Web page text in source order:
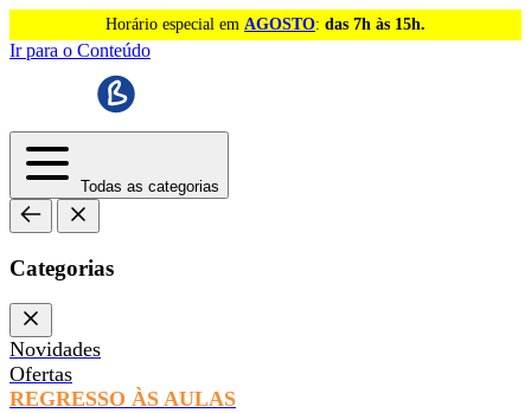
Horário especial em AGOSTO: das 7h às 15h.
Ir para o Conteúdo
Todas as categorias
Categorias
Novidades
Ofertas
REGRESSO ÀS AULAS